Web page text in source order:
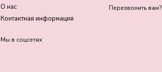
О нас
Контактная информация
Мы в соцсетях
Перезвонить вам?